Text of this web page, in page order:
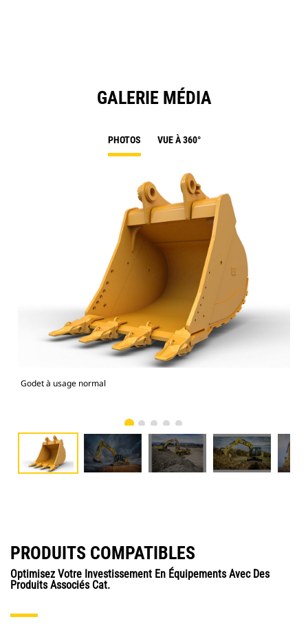
GALERIE MÉDIA
PHOTOS VUE À 360°
Godet à usage normal
PRODUITS COMPATIBLES
Optimisez Votre Investissement En Équipements Avec Des
Produits Associés Cat.